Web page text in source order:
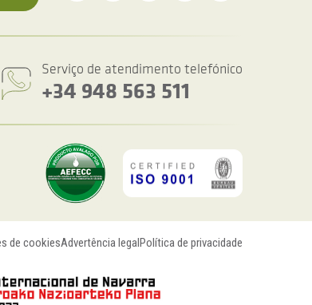
Serviço de atendimento telefónico
+34 948 563 511
de cookiesAdvertência legalPolítica de privacidade